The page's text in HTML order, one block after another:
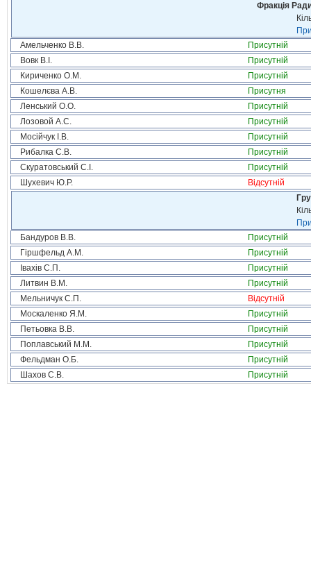
Фракція
Амельченко В.В.
Присутній
Вовк В.І.
Присутній
Кириченко О.М.
Присутній
Кошелєва А.В.
Присутня
Ленський О.О.
Присутній
Лозовой А.С.
Присутній
Мосійчук І.В.
Присутній
Рибалка С.В.
Присутній
Скуратовський С.І.
Присутній
Шухевич Ю.Р.
Відсутній
Бандуров В.В.
Присутній
Гіршфельд А.М.
Присутній
Івахів С.П.
Присутній
Литвин В.М.
Присутній
Мельничук С.П.
Відсутній
Москаленко Я.М.
Присутній
Петьовка В.В.
Присутній
Поплавський М.М.
Присутній
Фельдман О.Б.
Присутній
Шахов С.В.
Присутній